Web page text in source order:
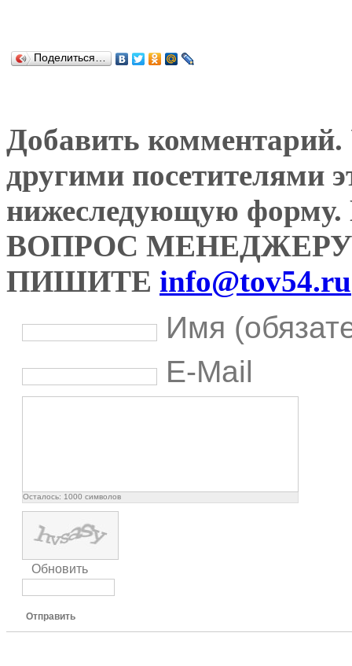
Поделиться…
Добавить комментарий.
другими посетителями
нижеследующую
ВОПРОС
ПИШИТЕ info@tov54.ru
Имя
E-Mail
Осталось: 1000 символов
Обновить
Отправить